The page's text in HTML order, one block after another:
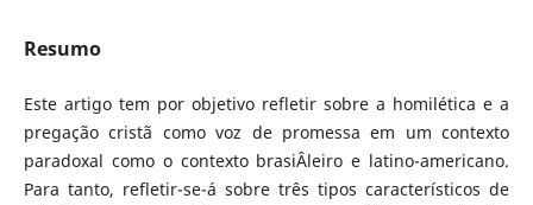
Resumo
Este artigo tem por objetivo refletir sobre a homilética e a
pregação cristã como voz de promessa em um contexto
paradoxal como o contexto brasiÂ­leiro e latino-americano.
Para tanto, refletir-se-á sobre três tipos característicos de